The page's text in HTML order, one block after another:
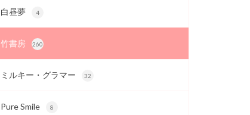
白昼夢 4
竹書房 260
ミルキー・グラマー 32
Pure Smile 8